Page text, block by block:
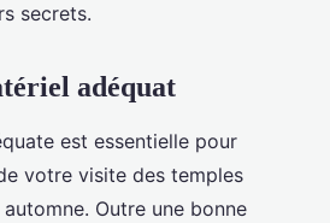
secrets.
adéquat
est essentielle pour
votre visite des temples
Outre une bonne